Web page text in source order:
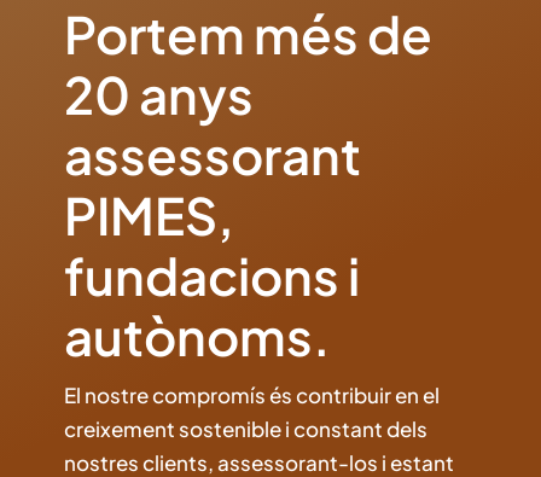
Portem més de
20 anys
assessorant
PIMES,
fundacions i
autònoms.
El nostre compromís és contribuir en el
creixement sostenible i constant dels
nostres clients, assessorant-los i estant